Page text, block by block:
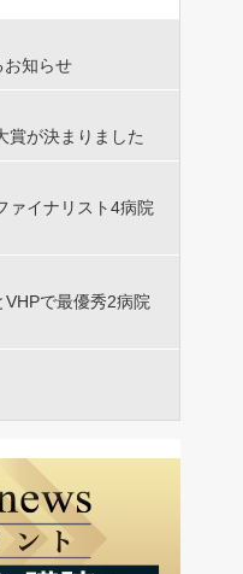
お知らせ
賞が決まりました
ァイナリスト4病院
VHPで最優秀2病院